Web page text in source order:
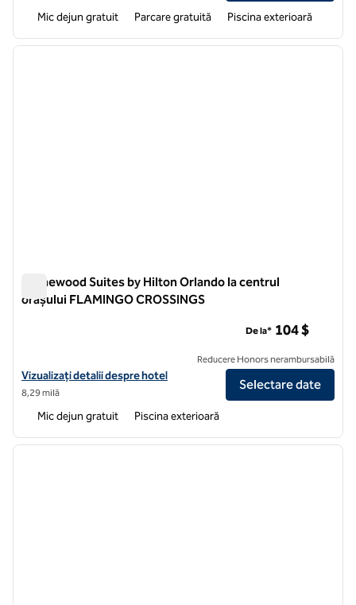
Mic dejun gratuit Parcare gratuită Piscina exterioară
1 din 12
Homewood Suites by Hilton Orlando la centrul
orașului FLAMINGO CROSSINGS
Vizualizați detalii despre hotel pentru Homewood Suites by Hilton
Vizualizați detalii despre hotel
8,29 milă
De la* 104 $
Reducere Honors nerambursabilă
Selectare date
Mic dejun gratuit Piscina exterioară
1 din 11